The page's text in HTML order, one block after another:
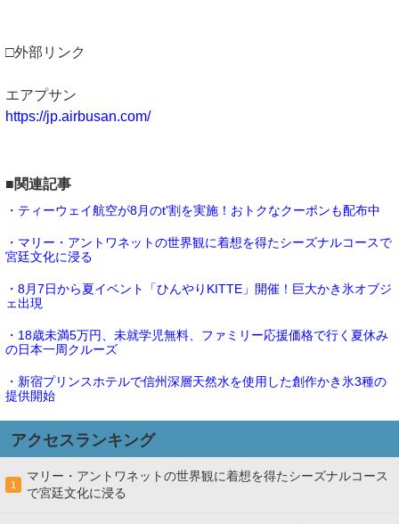
□外部リンク
エアプサン
https://jp.airbusan.com/
■関連記事
・ティーウェイ航空が8月のt'割を実施！おトクなクーポンも配布中
・マリー・アントワネットの世界観に着想を得たシーズナルコースで
宮廷文化に浸る
・8月7日から夏イベント「ひんやりKITTE」開催！巨大かき氷オブジ
ェ出現
・18歳未満5万円、未就学児無料、ファミリー応援価格で行く夏休み
の日本一周クルーズ
・新宿プリンスホテルで信州深層天然水を使用した創作かき氷3種の
提供開始
アクセスランキング
1
マリー・アントワネットの世界観に着想を得たシーズナルコース
で宮廷文化に浸る